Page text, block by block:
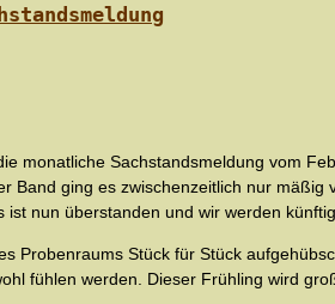
monatliche Sachstandsmeldung vom
Band ging es zwischenzeitlich nur
nun überstanden und wir werden
Probenraums Stück für Stück
fühlen werden. Dieser Frühling wird